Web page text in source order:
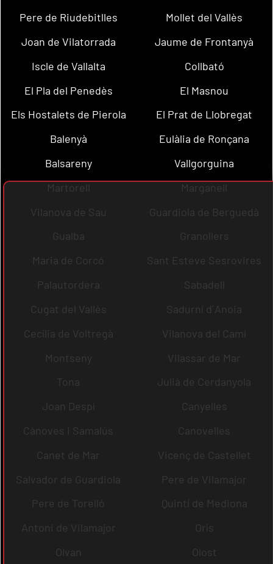
Pere de Riudebitlles
Mollet del Vallès
Joan de Vilatorrada
Jaume de Frontanyà
Iscle de Vallalta
Collbató
El Pla del Penedès
El Masnou
Els Hostalets de Pierola
El Prat de Llobregat
Balenyà
Eulàlia de Ronçana
Balsareny
Vallgorguina
Martorell
Marganell
Vilanova de Sau
Guardiola de Berguedà
Gualba
Granollers
Maria de Corcó
Sant Esteve Sesrovires
Palautordera
Sabadell
Cugat del Vallès
Sadurní d´Anoia
Cecília de Voltregà
Vilanova del Camí
Montseny
Vilassar de Mar
Tona
Julià de Cerdanyola
Joan Despí
Canyelles
Cànoves i Samalús
Canovelles
Canet de Mar
Vicenç de Castellet
Salvador de Guardiola
Pere de Vilamajor
Pere de Torelló
Quintí de Mediona
Antoni de Vilamajor
Orís
Olvan
Olost